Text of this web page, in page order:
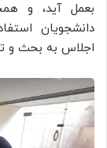
بعمل آید، و
دانشجویان
اجلاس به بحث و